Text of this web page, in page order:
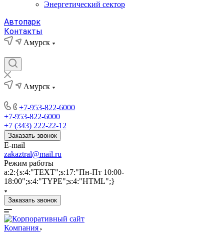
Энергетический сектор
Автопарк
Контакты
Амурск
Амурск
+7-953-822-6000
+7-953-822-6000
+7 (343) 222-22-12
Заказать звонок
E-mail
zakaztral@mail.ru
Режим работы
a:2:{s:4:"TEXT";s:17:"Пн-Пт 10:00-
18:00";s:4:"TYPE";s:4:"HTML";}
Заказать звонок
Компания